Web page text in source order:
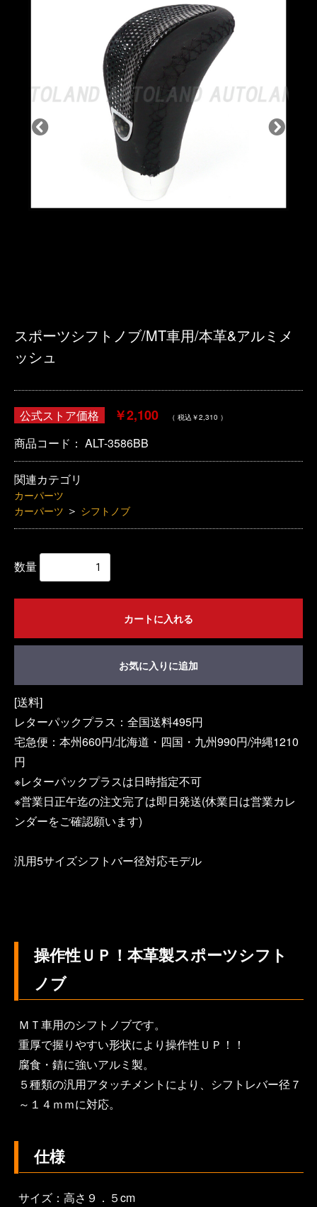
スポーツシフトノブ/MT車用/本革&アルミメ
ッシュ
公式ストア価格 ￥2,100 （ 税込￥2,310 ）
商品コード： ALT-3586BB
関連カテゴリ
カーパーツ
カーパーツ ＞ シフトノブ
数量
カートに入れる
お気に入りに追加
[送料]
レターパックプラス：全国送料495円
宅急便：本州660円/北海道・四国・九州990円/沖縄1210
円
※レターパックプラスは日時指定不可
※営業日正午迄の注文完了は即日発送(休業日は営業カレ
ンダーをご確認願います)
汎用5サイズシフトバー径対応モデル
操作性ＵＰ！本革製スポーツシフト
ノブ
ＭＴ車用のシフトノブです。
重厚で握りやすい形状により操作性ＵＰ！！
腐食・錆に強いアルミ製。
５種類の汎用アタッチメントにより、シフトレバー径７
～１４ｍｍに対応。
仕様
サイズ：高さ９．５cm